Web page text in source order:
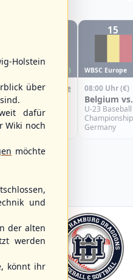
(F)
Box-Score
2026 - Group
15
WBSC Europe
08:00 Uhr(€)
Belgium
U-23
Germany
Holstein
über
dafür
Wiki noch
möchte
und
der alten
werden
könnt ihr